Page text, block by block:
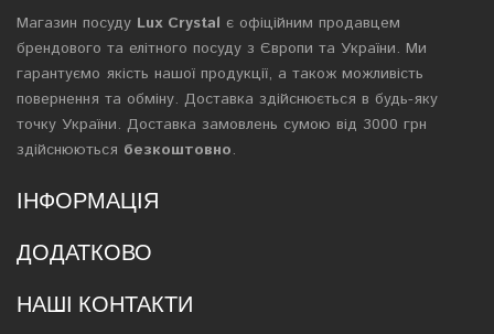
Магазин посуду Lux Crystal є офіційним продавцем
брендового та елітного посуду з Європи та України. Ми
гарантуємо якість нашої продукції, а також можливість
повернення та обміну. Доставка здійснюється в будь-яку
точку України. Доставка замовлень сумою від 3000 грн
здійснюються безкоштовно.
ІНФОРМАЦІЯ
ДОДАТКОВО
НАШІ КОНТАКТИ